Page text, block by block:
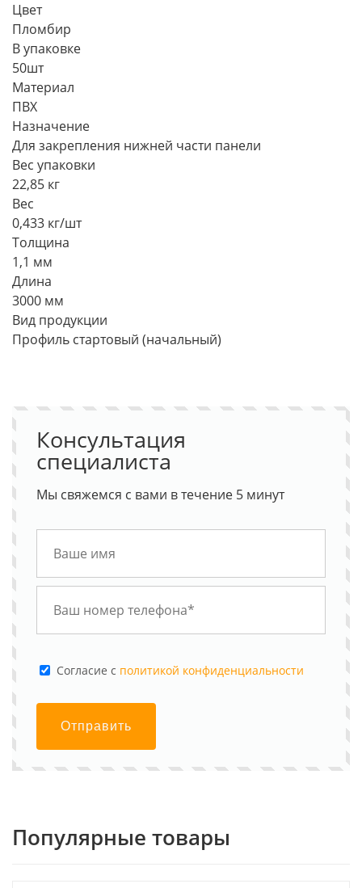
Цвет
Пломбир
В упаковке
50шт
Материал
ПВХ
Назначение
Для закрепления нижней части панели
Вес упаковки
22,85 кг
Вес
0,433 кг/шт
Толщина
1,1 мм
Длина
3000 мм
Вид продукции
Профиль стартовый (начальный)
Консультация
специалиста
Мы свяжемся с вами в течение 5 минут
Cогласие с политикой конфиденциальности
Отправить
Популярные товары